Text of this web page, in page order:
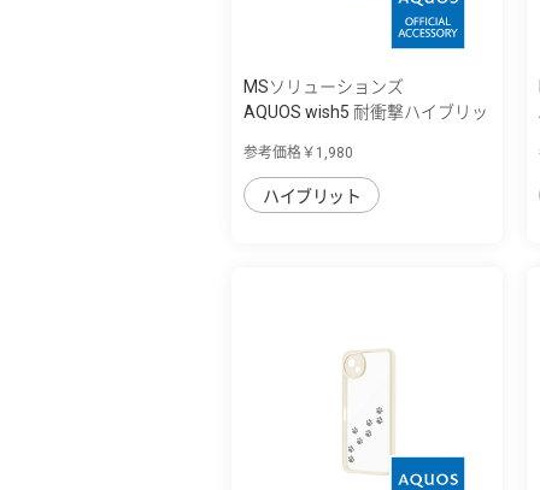
MSソリューションズ
AQUOS wish5 耐衝撃ハイブリッ
参考価格￥1,980
ハイブリット